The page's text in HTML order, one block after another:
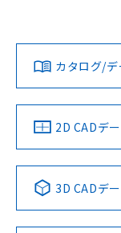
タイムチャート
以上、n: 54mm以上
検出領域
ダウンロードデー
みください。
ソフトウェアの使用
対応済み
中国 RoHS 注
Pb
LR型式承認
（イギリス
船舶規格）
No
その他の
カタログ/
2D CADデ
3D CADデ